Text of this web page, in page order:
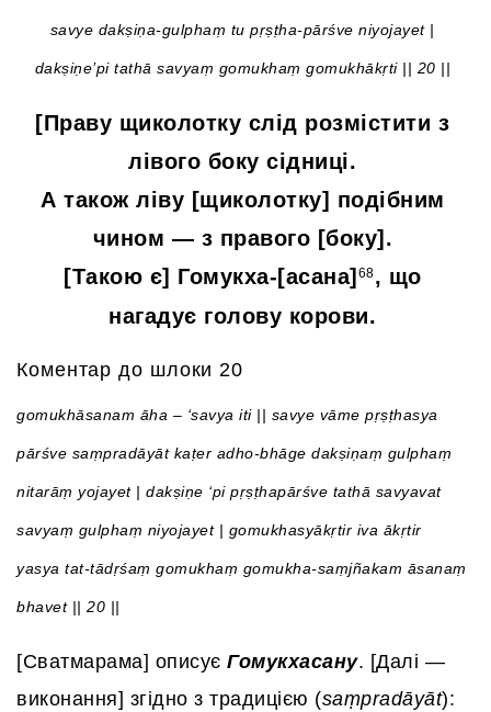
savye dakṣiṇa-gulphaṃ tu pṛṣṭha-pārśve niyojayet |
dakṣiṇe’pi tathā savyaṃ gomukhaṃ gomukhākṛti || 20 ||
[Праву щиколотку слід розмістити з
лівого боку сідниці.
А також ліву [щиколотку] подібним
чином — з правого [боку].
[Такою є] Гомукха-[асана] 68, що
нагадує голову корови.
Коментар до шлоки 20
gomukhāsanam āha – ‘savya iti || savye vāme pṛṣṭhasya
pārśve saṃpradāyāt kaṭer adho-bhāge dakṣiṇaṃ gulphaṃ
nitarāṃ yojayet | dakṣiṇe ‘pi pṛṣṭhapārśve tathā savyavat
savyaṃ gulphaṃ niyojayet | gomukhasyākṛtir iva ākṛtir
yasya tat-tādṛśaṃ gomukhaṃ gomukha-saṃjñakam āsanaṃ
bhavet || 20 ||
[Сватмарама] описує Гомукхасану. [Далі —
виконання] згідно з традицією (saṃpradāyāt):